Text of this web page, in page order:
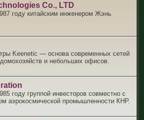
Co., LTD
году китайским инженером Жэнь
Keenetic — основа современных сетей
и небольших офисов.
году группой инвесторов совместно с
аэрокосмической промышленности КНР.